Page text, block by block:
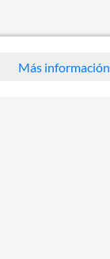
Más información